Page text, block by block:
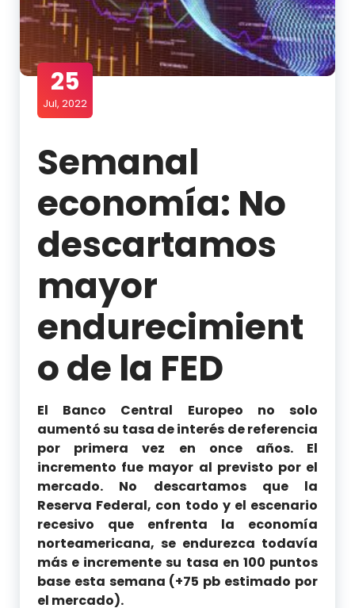
25
Jul, 2022
Semanal
economía: No
descartamos
mayor
endurecimient
o de la FED
El Banco Central Europeo no solo
aumentó su tasa de interés de referencia
por primera vez en once años. El
incremento fue mayor al previsto por el
mercado. No descartamos que la
Reserva Federal, con todo y el escenario
recesivo que enfrenta la economía
norteamericana, se endurezca todavía
más e incremente su tasa en 100 puntos
base esta semana (+75 pb estimado por
el mercado).